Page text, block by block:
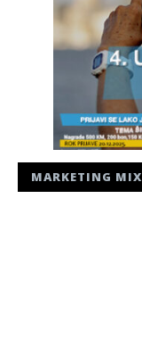
MARKETING MIX